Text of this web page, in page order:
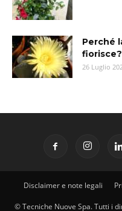
Perché
fiorisce?
26 Luglio
Disclaimer e note legali
© Tecniche Nuove Spa. Tutti i